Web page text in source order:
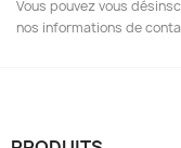
Vous pouvez vous
nos informations de